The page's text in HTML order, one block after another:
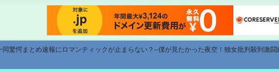
驚愕まとめ速報にロマンティックが止まらない？--僕が見たかった夜空！独女批判殺到激